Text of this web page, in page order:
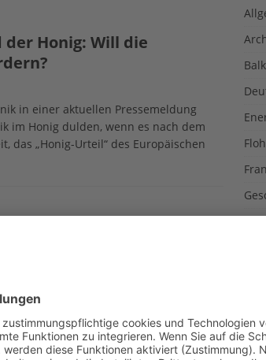
in Limburgerhof
ALLGEMEIN
Syrien und der Türkei
der Honig: Will die
in einer aktuellen Pressemeldung
im Honig dulden, wenn es nach dem
das „Honig-Urteil“ des Europäischen